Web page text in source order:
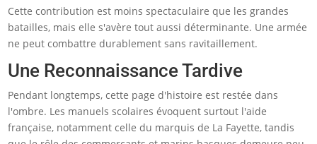
Cette contribution est moins spectaculaire que les grandes
batailles, mais elle s'avère tout aussi déterminante. Une armée
ne peut combattre durablement sans ravitaillement.
Une Reconnaissance Tardive
Pendant longtemps, cette page d'histoire est restée dans
l'ombre. Les manuels scolaires évoquent surtout l'aide
française, notamment celle du marquis de La Fayette, tandis